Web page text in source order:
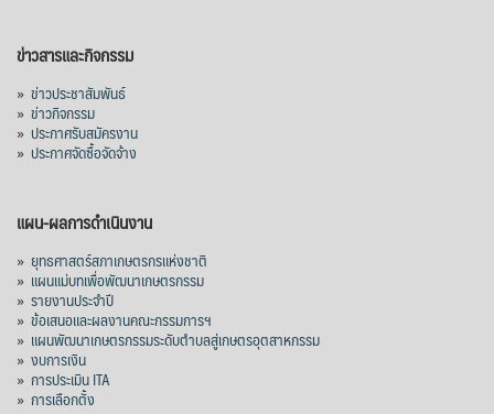
ข่าวสารและกิจกรรม
» ข่าวประชาสัมพันธ์
» ข่าวกิจกรรม
» ประกาศรับสมัครงาน
» ประกาศจัดซื้อจัดจ้าง
แผน-ผลการดำเนินงาน
» ยุทธศาสตร์สภาเกษตรกรแห่งชาติ
» แผนแม่บทเพื่อพัฒนาเกษตรกรรม
» รายงานประจำปี
» ข้อเสนอและผลงานคณะกรรมการฯ
» แผนพัฒนาเกษตรกรรมระดับตำบลสู่เกษตรอุตสาหกรรม
» งบการเงิน
» การประเมิน ITA
» การเลือกตั้ง